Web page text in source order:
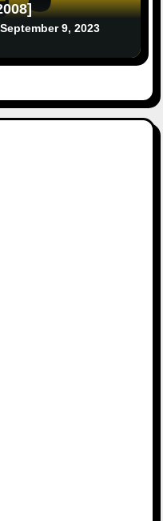
September 9, 2023